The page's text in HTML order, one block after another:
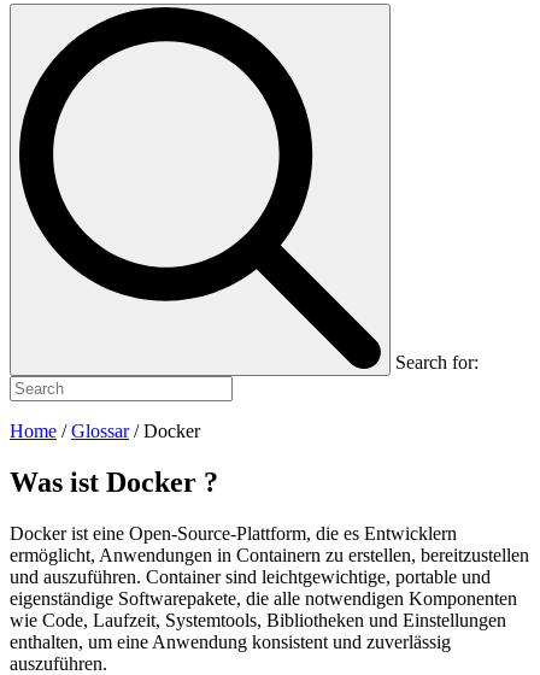
Search for:
Home /Glossar/Docker
Was ist Docker ?
Docker ist eine Open-Source-Plattform, die es Entwicklern
ermöglicht, Anwendungen in Containern zu erstellen, bereitzustellen
und auszuführen. Container sind leichtgewichtige, portable und
eigenständige Softwarepakete, die alle notwendigen Komponenten
wie Code, Laufzeit, Systemtools, Bibliotheken und Einstellungen
enthalten, um eine Anwendung konsistent und zuverlässig
auszuführen.